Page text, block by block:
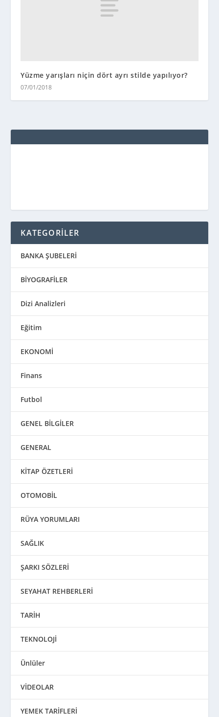
Yüzme yarışları niçin dört ayrı stilde yapılıyor?
07/01/2018
KATEGORİLER
BANKA ŞUBELERİ
BİYOGRAFİLER
Dizi Analizleri
Eğitim
EKONOMİ
Finans
Futbol
GENEL BİLGİLER
GENERAL
KİTAP ÖZETLERİ
OTOMOBİL
RÜYA YORUMLARI
SAĞLIK
ŞARKI SÖZLERİ
SEYAHAT REHBERLERİ
TARİH
TEKNOLOJİ
Ünlüler
VİDEOLAR
YEMEK TARİFLERİ